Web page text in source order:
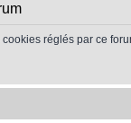
réglés par ce